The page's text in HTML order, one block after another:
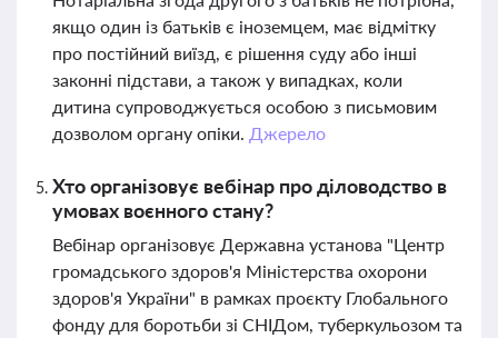
якщо один із батьків є іноземцем, має відмітку
про постійний виїзд, є рішення суду або інші
законні підстави, а також у випадках, коли
дитина супроводжується особою з письмовим
дозволом органу опіки. Джерело
Хто організовує вебінар про діловодство в
умовах воєнного стану?
Вебінар організовує Державна установа "Центр
громадського здоров'я Міністерства охорони
здоров'я України" в рамках проєкту Глобального
фонду для боротьби зі СНІДом, туберкульозом та